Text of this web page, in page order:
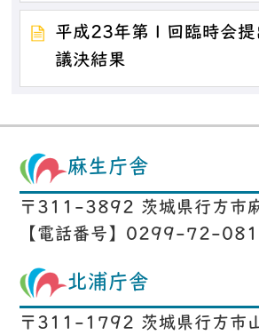
平成23年第１回臨時会
議決結果
麻生庁舎
〒311-3892 茨城県行方市
【電話番号】0299-72-
北浦庁舎
〒311-1792 茨城県行方市